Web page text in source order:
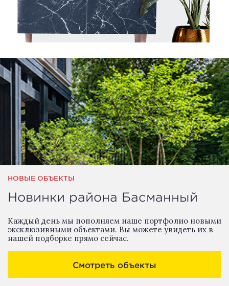
НОВЫЕ ОБЪЕКТЫ
Новинки района Басманный
Каждый день мы пополняем наше портфолио новыми
эксклюзивными объектами. Вы можете увидеть их в
нашей подборке прямо сейчас.
Смотреть объекты